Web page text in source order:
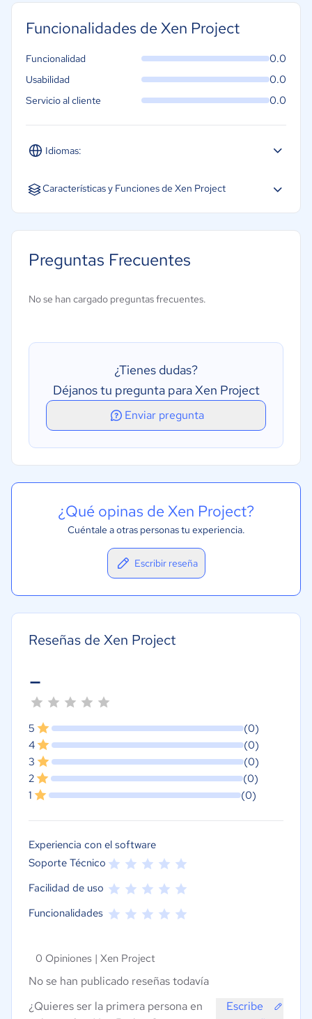
Funcionalidades de Xen Project
Idiomas:
Inglés
Funcionalidad 0.0
Usabilidad 0.0
Servicio al cliente 0.0
Características y Funciones de Xen Project
Controles o permisos de acceso
Preguntas Frecuentes
No se han cargado preguntas frecuentes.
¿Tienes dudas?
Déjanos tu pregunta para Xen Project
Enviar pregunta
¿Qué opinas de Xen Project?
Cuéntale a otras personas tu experiencia.
Escribir reseña
Reseñas de Xen Project
-
5
(0)
4
(0)
3
(0)
2
(0)
1
(0)
Experiencia con el software
Soporte Técnico
Facilidad de uso
Funcionalidades
0 Opiniones | Xen Project
No se han publicado reseñas todavía
¿Quieres ser la primera persona en
Escribe